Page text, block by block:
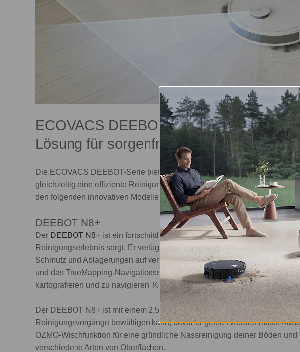
ECOVACS DEEBOT Saug-
Lösung für sorgenfreie Reinigung
Die ECOVACS DEEBOT-Serie bietet fortschrittliche Technologie, um
gleichzeitig eine effiziente Reinigung zu gewährleisten. Genieße ein
den folgenden innovativen Modellen.
DEEBOT N8+
Der DEEBOT N8+ ist ein fortschrittlicher Saug-Wischstaubsauger, der für
Reinigungserlebnis sorgt. Er verfügt über eine starke Saugleistung von
Schmutz und Ablagerungen auf verschiedenen Oberflächen effizient
und das TrueMapping-Navigationssystem des Geräts arbeiten zusammen,
kartografieren und zu navigieren, Kollisionen zu vermeiden und die
Der DEEBOT N8+ ist mit einem 2,5 l fassenden Staubsaugerbeutel
Reinigungsvorgänge bewältigen kann, bevor er geleert werden muss.
OZMO-Wischfunktion für eine gründliche Nassreinigung deiner Böden und
verschiedene Arten von Oberflächen.